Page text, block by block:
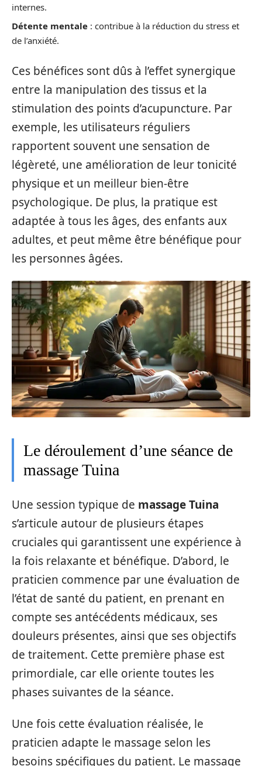
internes.
Détente mentale : contribue à la réduction du stress et
de l’anxiété.
Ces bénéfices sont dûs à l’effet synergique
entre la manipulation des tissus et la
stimulation des points d’acupuncture. Par
exemple, les utilisateurs réguliers
rapportent souvent une sensation de
légèreté, une amélioration de leur tonicité
physique et un meilleur bien-être
psychologique. De plus, la pratique est
adaptée à tous les âges, des enfants aux
adultes, et peut même être bénéfique pour
les personnes âgées.
Le déroulement d’une séance de
massage Tuina
Une session typique de massage Tuina
s’articule autour de plusieurs étapes
cruciales qui garantissent une expérience à
la fois relaxante et bénéfique. D’abord, le
praticien commence par une évaluation de
l’état de santé du patient, en prenant en
compte ses antécédents médicaux, ses
douleurs présentes, ainsi que ses objectifs
de traitement. Cette première phase est
primordiale, car elle oriente toutes les
phases suivantes de la séance.
Une fois cette évaluation réalisée, le
praticien adapte le massage selon les
besoins spécifiques du patient. Le massage